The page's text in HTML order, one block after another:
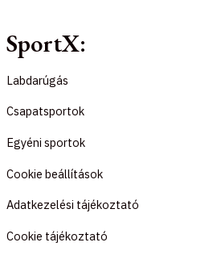
o
o
k
-
f
g
r
a
m
SportX:
Labdarúgás
Csapatsportok
Egyéni sportok
Cookie beállítások
Adatkezelési tájékoztató
Cookie tájékoztató